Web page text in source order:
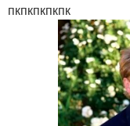
пкпкпкпкпк